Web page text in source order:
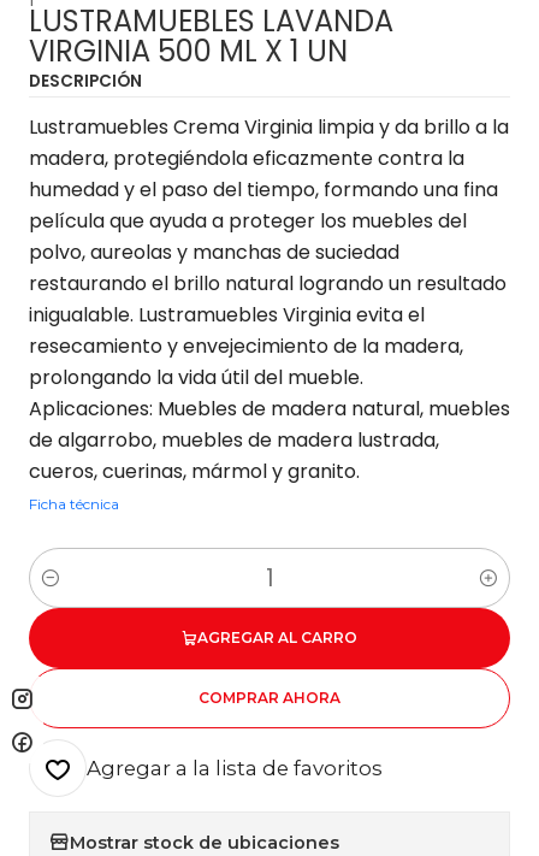
LUSTRAMUEBLES LAVANDA
VIRGINIA 500 ML X 1 UN
DESCRIPCIÓN
Lustramuebles Crema Virginia limpia y da brillo a la
madera, protegiéndola eficazmente contra la
humedad y el paso del tiempo, formando una fina
película que ayuda a proteger los muebles del
polvo, aureolas y manchas de suciedad
restaurando el brillo natural logrando un resultado
inigualable. Lustramuebles Virginia evita el
resecamiento y envejecimiento de la madera,
prolongando la vida útil del mueble.
Aplicaciones: Muebles de madera natural, muebles
de algarrobo, muebles de madera lustrada,
cueros, cuerinas, mármol y granito.
Ficha técnica
Cantidad
AGREGAR AL CARRO
COMPRAR AHORA
Agregar a la lista de favoritos
Mostrar stock de ubicaciones